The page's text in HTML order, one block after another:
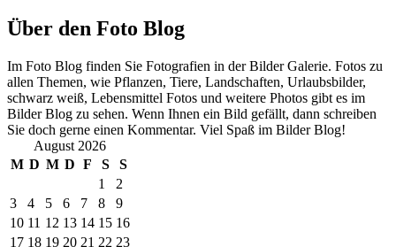
Über den Foto Blog
Im Foto Blog finden Sie Fotografien in der Bilder Galerie. Fotos zu
allen Themen, wie Pflanzen, Tiere, Landschaften, Urlaubsbilder,
schwarz weiß, Lebensmittel Fotos und weitere Photos gibt es im
Bilder Blog zu sehen. Wenn Ihnen ein Bild gefällt, dann schreiben
Sie doch gerne einen Kommentar. Viel Spaß im Bilder Blog!
August 2026
M D M D F S
S
1
2
3
4 5 6 7 8
9
10 11 12 13 14 15 16
17 18 19 20 21 22 23